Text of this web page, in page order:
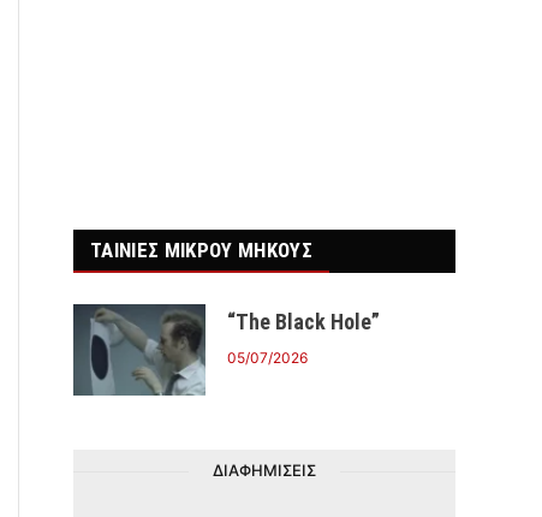
ΤΑΙΝΙΕΣ ΜΙΚΡΟΥ ΜΗΚΟΥΣ
“The Black Hole”
05/07/2026
ΔΙΑΦΗΜΙΣΕΙΣ